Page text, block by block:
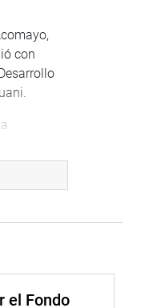
con
Piura,
de
el Fondo